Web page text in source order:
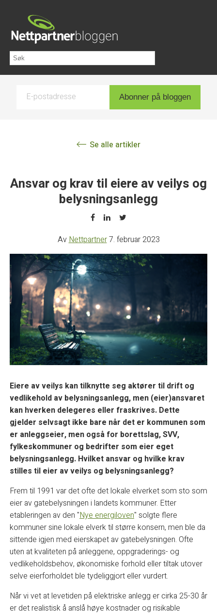
E-postadresse Abonner på bloggen
Se alle artikler
Ansvar og krav til eiere av veilys og
belysningsanlegg
Av Nettpartner7. februar 2023
Eiere av veilys kan tilknytte seg aktører til drift og
vedlikehold av belysningsanlegg, men (eier)ansvaret
kan hverken delegeres eller fraskrives. Dette
gjelder selvsagt ikke bare når det er kommunen som
er anleggseier, men også for borettslag, SVV,
fylkeskommuner og bedrifter som eier eget
belysningsanlegg. Hvilket ansvar og hvilke krav
stilles til eier av veilys og belysningsanlegg?
Frem til 1991 var det ofte det lokale elverket som sto som
eier av gatebelysningen i landets kommuner. Etter
etableringen av den "Nye energiloven" solgte flere
kommuner sine lokale elverk til større konsern, men ble da
sittende igjen med eierskapet av gatebelysningen. Ofte
uten at kvaliteten på anleggene, oppgraderings- og
vedlikeholdsbehov, økonomiske forhold eller tiltak utover
selve eierforholdet ble tydeliggjort eller vurdert.
Når vi vet at levetiden på elektriske anlegg er cirka 25-30 år
er det realistisk å anslå høye kostnader og risikable